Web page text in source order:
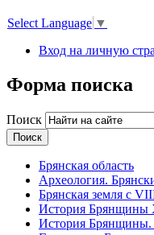
Select Language ▼
Вход на личную
Форма поиска
Поиск
Брянская область
Археология.
Брянская земля с
История Брянщины
История Брянщины.